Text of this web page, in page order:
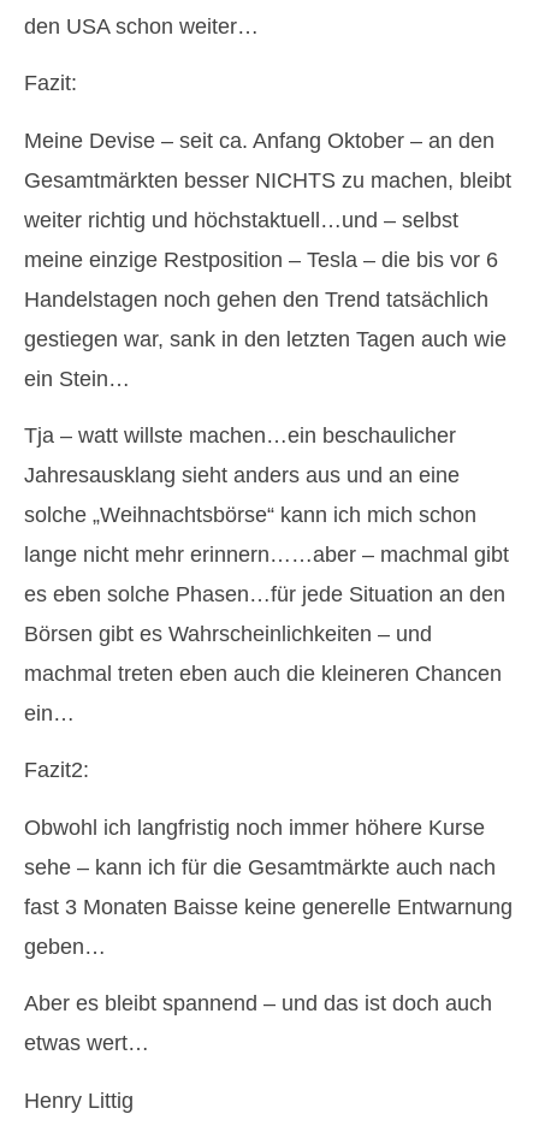
den USA schon weiter…
Fazit:
Meine Devise – seit ca. Anfang Oktober – an den
Gesamtmärkten besser NICHTS zu machen, bleibt
weiter richtig und höchstaktuell…und – selbst
meine einzige Restposition – Tesla – die bis vor 6
Handelstagen noch gehen den Trend tatsächlich
gestiegen war, sank in den letzten Tagen auch wie
ein Stein…
Tja – watt willste machen…ein beschaulicher
Jahresausklang sieht anders aus und an eine
solche „Weihnachtsbörse“ kann ich mich schon
lange nicht mehr erinnern……aber – machmal gibt
es eben solche Phasen…für jede Situation an den
Börsen gibt es Wahrscheinlichkeiten – und
machmal treten eben auch die kleineren Chancen
ein…
Fazit2:
Obwohl ich langfristig noch immer höhere Kurse
sehe – kann ich für die Gesamtmärkte auch nach
fast 3 Monaten Baisse keine generelle Entwarnung
geben…
Aber es bleibt spannend – und das ist doch auch
etwas wert…
Henry Littig